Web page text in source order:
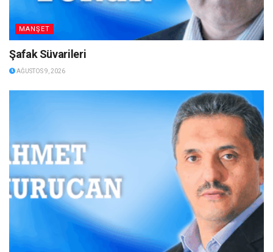
MANŞET
Şafak Süvarileri
AĞUSTOS 9, 2026